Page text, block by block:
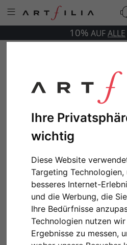
Ihre
wichtig
Diese Website
Targeting Technologien,
besseres Internet-
und die Werbung, die
Ihre Bedürfnisse
Technologien nutzen
Ergebnisse zu messen,
10% AUFALLE